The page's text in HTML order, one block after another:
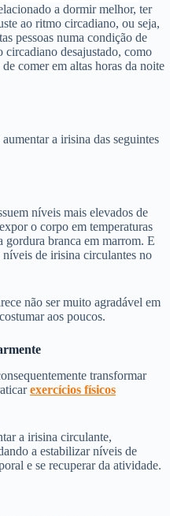
a dormir melhor, ter
ao ritmo circadiano, ou seja,
pessoas numa condição de
circadiano desajustado, como
comer em altas horas da noite
a irisina das seguintes
níveis mais elevados de
o corpo em temperaturas
gordura branca em marrom. E
níveis de irisina circulantes no
não ser muito agradável em
aos poucos.
transformar
exercícios físicos
a irisina circulante,
a estabilizar níveis de
e se recuperar da atividade.